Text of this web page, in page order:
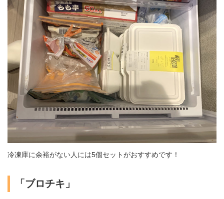
冷凍庫に余裕がない人には5個セットがおすすめです！
「ブロチキ」